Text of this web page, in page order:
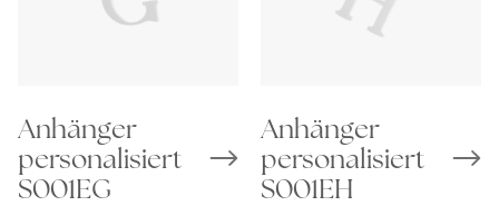
Anhänger
personalisiert
S001EG
Anhänger
personalisiert
S001EH